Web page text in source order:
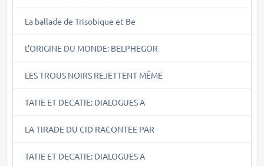
La ballade de Trisobique et Be
L'ORIGINE DU MONDE: BELPHEGOR
LES TROUS NOIRS REJETTENT MÊME
TATIE ET DECATIE: DIALOGUES A
LA TIRADE DU CID RACONTEE PAR
TATIE ET DECATIE: DIALOGUES A